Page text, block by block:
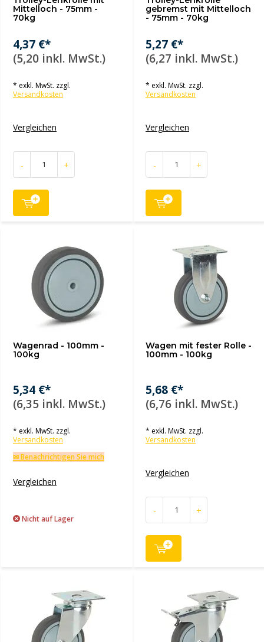
Mittelloch - 75mm -
70kg
4,37 €*
(5,20 inkl. MwSt.)
* exkl. MwSt. zzgl.
Versandkosten
Vergleichen
- +
gebremst mit Mittelloch
- 75mm - 70kg
5,27 €*
(6,27 inkl. MwSt.)
* exkl. MwSt. zzgl.
Versandkosten
Vergleichen
- +
Wagenrad - 100mm -
100kg
5,34 €*
(6,35 inkl. MwSt.)
* exkl. MwSt. zzgl.
Versandkosten
✉ Benachrichtigen Sie mich
Vergleichen
Nicht auf Lager
Wagen mit fester Rolle -
100mm - 100kg
5,68 €*
(6,76 inkl. MwSt.)
* exkl. MwSt. zzgl.
Versandkosten
Vergleichen
- +